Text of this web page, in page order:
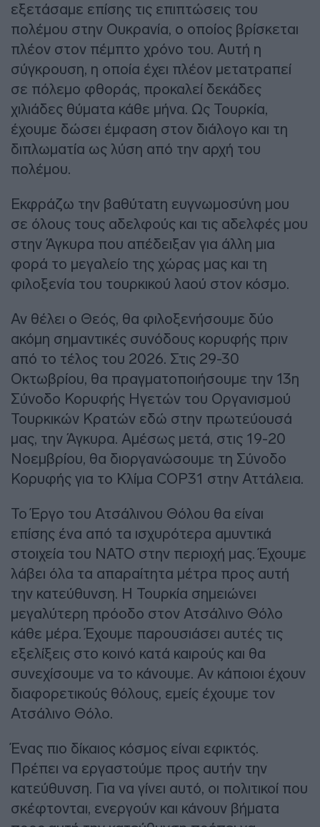
εξετάσαμε επίσης τις επιπτώσεις του
πολέμου στην Ουκρανία, ο οποίος βρίσκεται
πλέον στον πέμπτο χρόνο του. Αυτή η
σύγκρουση, η οποία έχει πλέον μετατραπεί
σε πόλεμο φθοράς, προκαλεί δεκάδες
χιλιάδες θύματα κάθε μήνα. Ως Τουρκία,
έχουμε δώσει έμφαση στον διάλογο και τη
διπλωματία ως λύση από την αρχή του
πολέμου.
Εκφράζω την βαθύτατη ευγνωμοσύνη μου
σε όλους τους αδελφούς και τις αδελφές μου
στην Άγκυρα που απέδειξαν για άλλη μια
φορά το μεγαλείο της χώρας μας και τη
φιλοξενία του τουρκικού λαού στον κόσμο.
Αν θέλει ο Θεός, θα φιλοξενήσουμε δύο
ακόμη σημαντικές συνόδους κορυφής πριν
από το τέλος του 2026. Στις 29-30
Οκτωβρίου, θα πραγματοποιήσουμε την 13η
Σύνοδο Κορυφής Ηγετών του Οργανισμού
Τουρκικών Κρατών εδώ στην πρωτεύουσά
μας, την Άγκυρα. Αμέσως μετά, στις 19-20
Νοεμβρίου, θα διοργανώσουμε τη Σύνοδο
Κορυφής για το Κλίμα COP31 στην Αττάλεια.
Το Έργο του Ατσάλινου Θόλου θα είναι
επίσης ένα από τα ισχυρότερα αμυντικά
στοιχεία του ΝΑΤΟ στην περιοχή μας. Έχουμε
λάβει όλα τα απαραίτητα μέτρα προς αυτή
την κατεύθυνση. Η Τουρκία σημειώνει
μεγαλύτερη πρόοδο στον Ατσάλινο Θόλο
κάθε μέρα. Έχουμε παρουσιάσει αυτές τις
εξελίξεις στο κοινό κατά καιρούς και θα
συνεχίσουμε να το κάνουμε. Αν κάποιοι έχουν
διαφορετικούς θόλους, εμείς έχουμε τον
Ατσάλινο Θόλο.
Ένας πιο δίκαιος κόσμος είναι εφικτός.
Πρέπει να εργαστούμε προς αυτήν την
κατεύθυνση. Για να γίνει αυτό, οι πολιτικοί που
σκέφτονται, ενεργούν και κάνουν βήματα